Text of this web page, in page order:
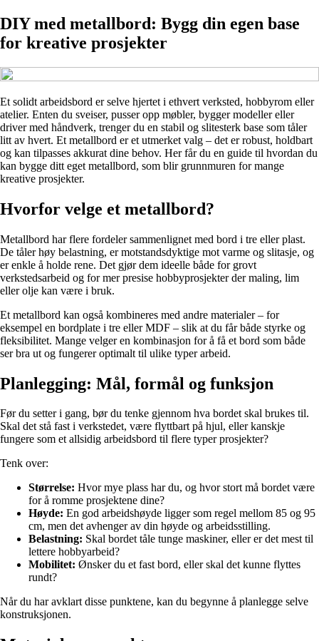
DIY med metallbord: Bygg din egen base
for kreative prosjekter
Et solidt arbeidsbord er selve hjertet i ethvert verksted, hobbyrom eller
atelier. Enten du sveiser, pusser opp møbler, bygger modeller eller
driver med håndverk, trenger du en stabil og slitesterk base som tåler
litt av hvert. Et metallbord er et utmerket valg – det er robust, holdbart
og kan tilpasses akkurat dine behov. Her får du en guide til hvordan du
kan bygge ditt eget metallbord, som blir grunnmuren for mange
kreative prosjekter.
Hvorfor velge et metallbord?
Metallbord har flere fordeler sammenlignet med bord i tre eller plast.
De tåler høy belastning, er motstandsdyktige mot varme og slitasje, og
er enkle å holde rene. Det gjør dem ideelle både for grovt
verkstedsarbeid og for mer presise hobbyprosjekter der maling, lim
eller olje kan være i bruk.
Et metallbord kan også kombineres med andre materialer – for
eksempel en bordplate i tre eller MDF – slik at du får både styrke og
fleksibilitet. Mange velger en kombinasjon for å få et bord som både
ser bra ut og fungerer optimalt til ulike typer arbeid.
Planlegging: Mål, formål og funksjon
Før du setter i gang, bør du tenke gjennom hva bordet skal brukes til.
Skal det stå fast i verkstedet, være flyttbart på hjul, eller kanskje
fungere som et allsidig arbeidsbord til flere typer prosjekter?
Tenk over:
Størrelse: Hvor mye plass har du, og hvor stort må bordet være
for å romme prosjektene dine?
Høyde: En god arbeidshøyde ligger som regel mellom 85 og 95
cm, men det avhenger av din høyde og arbeidsstilling.
Belastning: Skal bordet tåle tunge maskiner, eller er det mest til
lettere hobbyarbeid?
Mobilitet: Ønsker du et fast bord, eller skal det kunne flyttes
rundt?
Når du har avklart disse punktene, kan du begynne å planlegge selve
konstruksjonen.